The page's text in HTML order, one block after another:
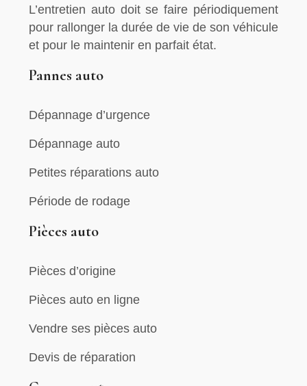
L’entretien auto doit se faire périodiquement
pour rallonger la durée de vie de son véhicule
et pour le maintenir en parfait état.
Pannes auto
Dépannage d’urgence
Dépannage auto
Petites réparations auto
Période de rodage
Pièces auto
Pièces d’origine
Pièces auto en ligne
Vendre ses pièces auto
Devis de réparation